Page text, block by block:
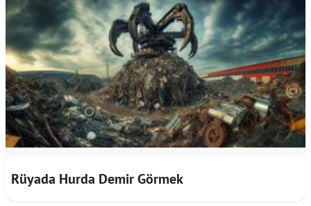
Rüyada Hurda Demir Görmek